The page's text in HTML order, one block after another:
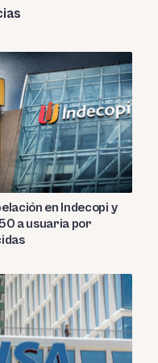
en Indecopi y
a usuaria por